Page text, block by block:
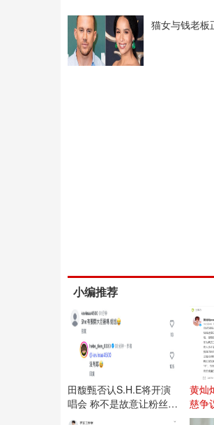
猫女与钱老板
小编推荐
田馥甄否认S.H.E将开演
唱会 称不是故意让粉丝失
望
黄灿
慈争